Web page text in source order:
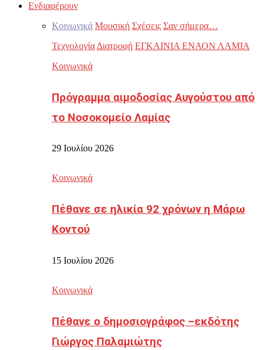
Ενδιαφέρουν
Κοινωνικά Μουσική Σχέσεις Σαν σήμερα…
Τεχνολογία Διατροφή ΕΓΚΑΙΝΙΑ ΕΝΑΟΝ ΛΑΜΙΑ
Κοινωνικά
Πρόγραμμα αιμοδοσίας Αυγούστου από
το Νοσοκομείο Λαμίας
29 Ιουλίου 2026
Κοινωνικά
Πέθανε σε ηλικία 92 χρόνων η Μάρω
Κοντού
15 Ιουλίου 2026
Κοινωνικά
Πέθανε ο δημοσιογράφος –εκδότης
Γιώργος Παλαμιώτης